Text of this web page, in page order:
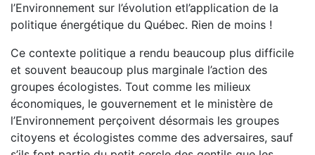
l’Environnement sur l’évolution etl’application de la
politique énergétique du Québec. Rien de moins !
Ce contexte politique a rendu beaucoup plus difficile
et souvent beaucoup plus marginale l’action des
groupes écologistes. Tout comme les milieux
économiques, le gouvernement et le ministère de
l’Environnement perçoivent désormais les groupes
citoyens et écologistes comme des adversaires, sauf